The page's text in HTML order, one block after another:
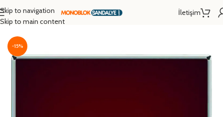
Skip to navigation
Skip to main content
İletişim
Ana Sayfa /Mobilyalar
-15%